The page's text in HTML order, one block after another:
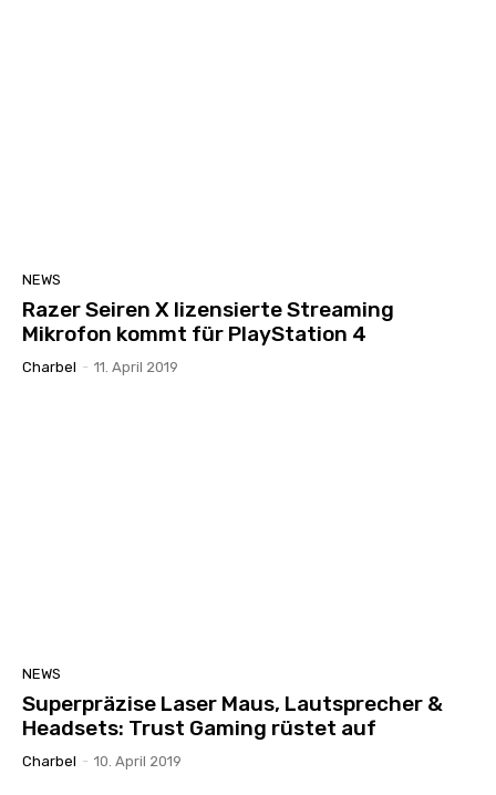
NEWS
Razer Seiren X lizensierte Streaming
Mikrofon kommt für PlayStation 4
Charbel - 11. April 2019
NEWS
Superpräzise Laser Maus, Lautsprecher &
Headsets: Trust Gaming rüstet auf
Charbel - 10. April 2019